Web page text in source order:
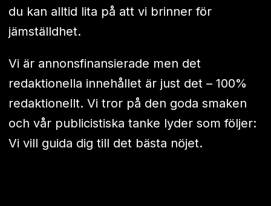
du kan alltid lita på att vi brinner för
jämställdhet.
Vi är annonsfinansierade men det
redaktionella innehållet är just det – 100%
redaktionellt. Vi tror på den goda smaken
och vår publicistiska tanke lyder som följer:
Vi vill guida dig till det bästa nöjet.